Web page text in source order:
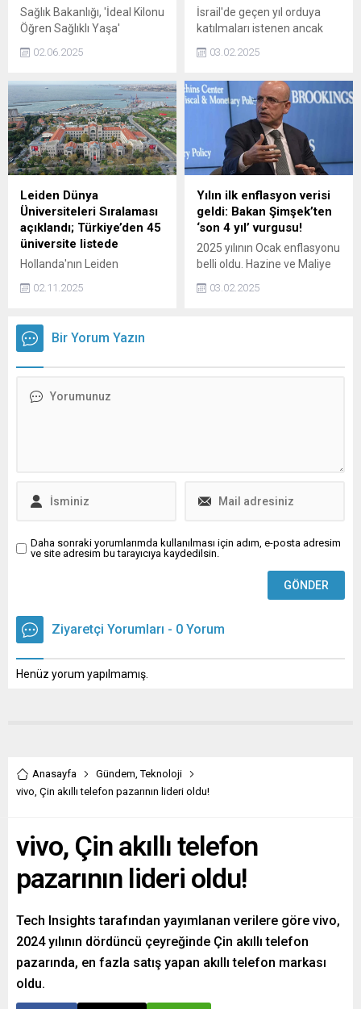
Sağlık Bakanlığı, 'İdeal Kilonu
Öğren Sağlıklı Yaşa'
10-23 Mayıs tarihlerinde
143 bin 189 kişinin boy-kilo
ölçümünün
gerçekleştirildiğini duyurdu.
02.06.2025
İsrail'de geçen yıl orduya
katılmaları istenen ancak
1200'den fazla Ultra
genç hakkında gözaltı emri
çıkarıldığı bildirildi.
03.02.2025
Leiden Dünya
Üniversiteleri Sıralaması
açıklandı; Türkiye’den 45
üniversite listede
Hollanda'nın Leiden
faaliyet gösteren Bilim ve
Merkezi (CWTS) tarafından
hazırlanan Leiden Dünya
Yükseköğretim Kurulu’nun
altına aldı.
02.11.2025
Yılın ilk enflasyon verisi
geldi: Bakan Şimşek’ten
‘son 4 yıl’ vurgusu!
2025 yılının Ocak enflasyonu
belli oldu. Hazine ve Maliye
konusu verilere ilişkin bir
03.02.2025
Bir Yorum Yazın
Daha sonraki yorumlarımda kullanılması için adım, e-posta adresim
ve site adresim bu tarayıcıya kaydedilsin.
Ziyaretçi Yorumları - 0 Yorum
Henüz yorum yapılmamış.
Anasayfa Gündem,Teknoloji
vivo, Çin akıllı telefon pazarının lideri oldu!
vivo, Çin akıllı telefon
pazarının lideri oldu!
Tech Insights tarafından yayımlanan verilere göre vivo,
2024 yılının dördüncü çeyreğinde Çin akıllı telefon
pazarında, en fazla satış yapan akıllı telefon markası
oldu.